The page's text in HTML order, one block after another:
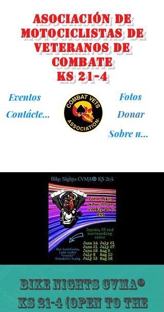
Asociación de
Motociclistas de
Veteranos de
Combate
KS 21-4
Eventos
Contáctenos
Fotos
Donar
Sobre nosotros
Bike Nights CVMA®
KS 21-4 (Open to the